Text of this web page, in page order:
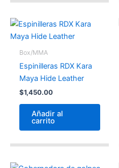
Box/MMA
Espinilleras RDX Kara
Maya Hide Leather
$1,450.00
Añadir al
carrito